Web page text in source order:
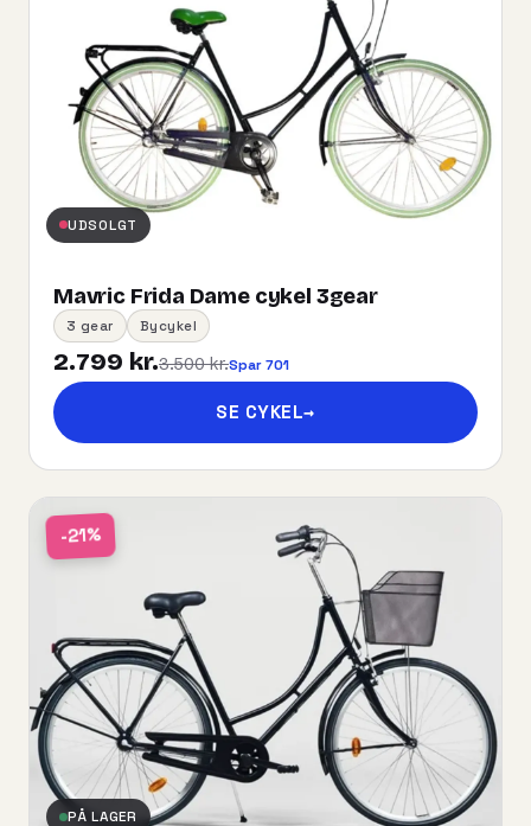
UDSOLGT
Mavric Frida Dame cykel 3gear
3 gear Bycykel
2.799 kr.3.500 kr.Spar 701
SE CYKEL→
-21%
PÅ LAGER